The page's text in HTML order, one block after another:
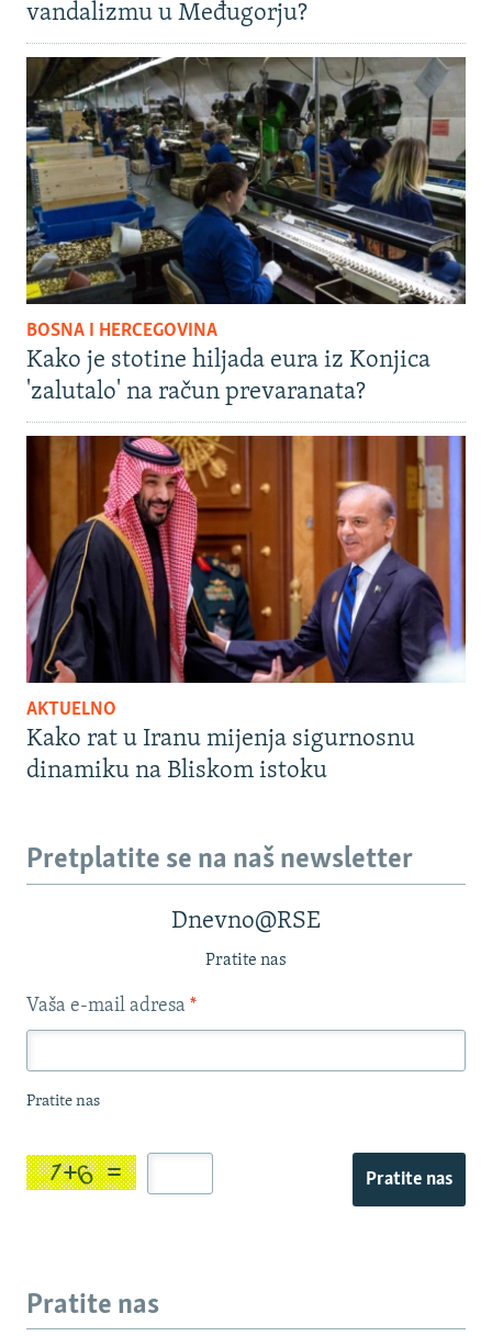
vandalizmu u Međugorju?
BOSNA I HERCEGOVINA
Kako je stotine hiljada eura iz Konjica
'zalutalo' na račun prevaranata?
AKTUELNO
Kako rat u Iranu mijenja sigurnosnu
dinamiku na Bliskom istoku
Pretplatite se na naš newsletter
Dnevno@RSE
Pratite nas
Vaša e-mail adresa *
Pratite nas
Pratite nas
Pratite nas